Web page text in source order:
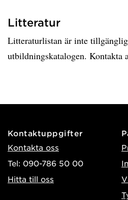
Litteratur
Litteraturlistan är inte
utbildningskatalogen. Kontakta
Kontaktuppgifter
Kontakta oss
Tel: 090-786 50 00
Hitta till oss